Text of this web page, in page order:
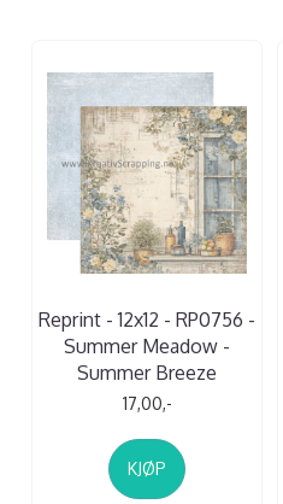
Reprint - 12x12 - RP0756 -
Summer Meadow -
Summer Breeze
17,00,-
KJØP